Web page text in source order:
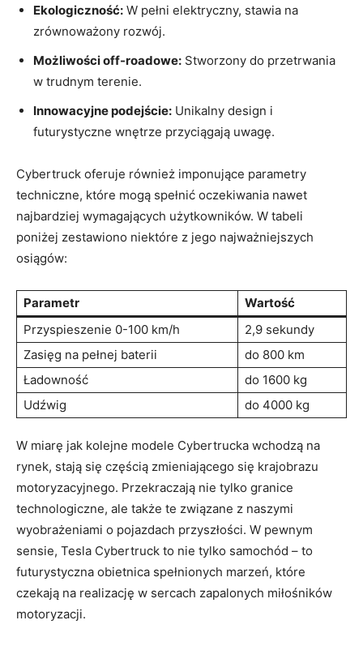
Ekologiczność: W pełni elektryczny, stawia na
zrównoważony rozwój.
Możliwości ⁤off-roadowe: Stworzony do przetrwania
w ‍trudnym ‌terenie.
Innowacyjne⁢ podejście: ⁢Unikalny design i
futurystyczne wnętrze przyciągają uwagę.
Cybertruck oferuje również imponujące parametry
techniczne,​ które mogą spełnić oczekiwania nawet
‍najbardziej ⁣wymagających użytkowników. W tabeli
poniżej zestawiono niektóre z jego najważniejszych
osiągów:
Parametr
Wartość
Przyspieszenie 0-100 km/h
2,9​ sekundy
Zasięg na pełnej baterii
do ⁤800 km
Ładowność
do 1600 kg
Udźwig
do 4000 kg
W⁢ miarę jak ‌kolejne modele Cybertrucka wchodzą na
rynek, stają się częścią zmieniającego się krajobrazu
motoryzacyjnego. Przekraczają nie tylko ‌granice
technologiczne, ale także‍ te⁤ związane z naszymi
wyobrażeniami ⁤o ⁣pojazdach przyszłości. W pewnym
sensie, Tesla Cybertruck to nie tylko samochód – to
futurystyczna obietnica ​spełnionych marzeń,⁣ które
czekają na ⁣realizację ‍w sercach ​zapalonych miłośników
motoryzacji.